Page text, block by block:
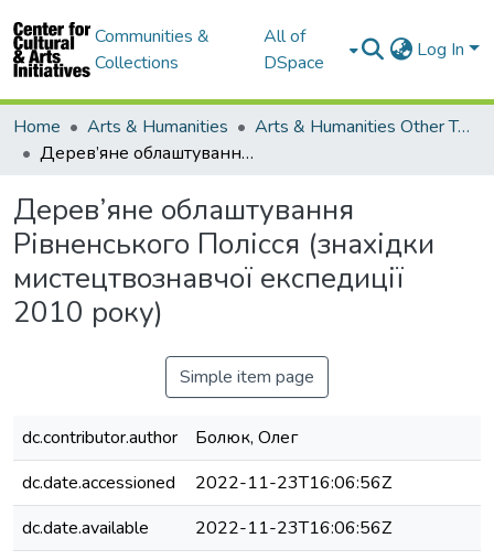
Communities &
Collections
All of
DSpace
Log In
Home Arts & Humanities
Arts & Humanities Other Topics
Дерев’яне облаштування Рівненського Полісся (знахідки мистецтвознавчої експедиції 2010 року)
Дерев’яне облаштування
Рівненського Полісся (знахідки
мистецтвознавчої експедиції
2010 року)
Simple item page
dc.contributor.author
Болюк, Олег
dc.date.accessioned
2022-11-23T16:06:56Z
dc.date.available
2022-11-23T16:06:56Z